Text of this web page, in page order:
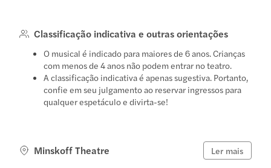
Classificação indicativa e outras orientações
O musical é indicado para maiores de 6 anos. Crianças
com menos de 4 anos não podem entrar no teatro.
A classificação indicativa é apenas sugestiva. Portanto,
confie em seu julgamento ao reservar ingressos para
qualquer espetáculo e divirta-se!
Minskoff Theatre Ler mais